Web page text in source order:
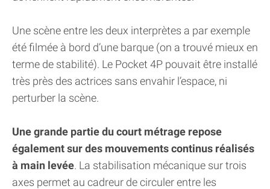
Une scène entre les deux interprètes a par exemple
été filmée à bord d’une barque (on a trouvé mieux en
terme de stabilité). Le Pocket 4P pouvait être installé
très près des actrices sans envahir l’espace, ni
perturber la scène.
Une grande partie du court métrage repose
également sur des mouvements continus réalisés
à main levée. La stabilisation mécanique sur trois
axes permet au cadreur de circuler entre les